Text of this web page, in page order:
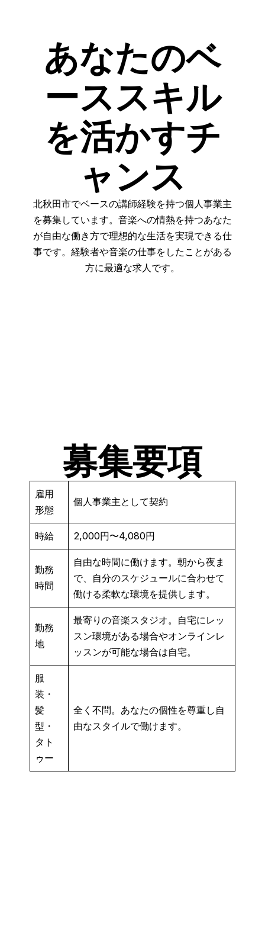
あなたのベ
ーススキル
を活かすチ
ャンス
北秋田市でベースの講師経験を持つ個人事業主
を募集しています。音楽への情熱を持つあなた
が自由な働き方で理想的な生活を実現できる仕
事です。経験者や音楽の仕事をしたことがある
方に最適な求人です。
募集要項
雇用
形態
個人事業主として契約
時給 2,000円〜4,080円
勤務
時間
自由な時間に働けます。朝から夜ま
で、自分のスケジュールに合わせて
働ける柔軟な環境を提供します。
勤務
地
最寄りの音楽スタジオ。自宅にレッ
スン環境がある場合やオンラインレ
ッスンが可能な場合は自宅。
服
装・
髪
型・
タト
ゥー
全く不問。あなたの個性を尊重し自
由なスタイルで働けます。